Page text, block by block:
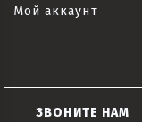
Мой аккаунт
ЗВОНИТЕ НАМ